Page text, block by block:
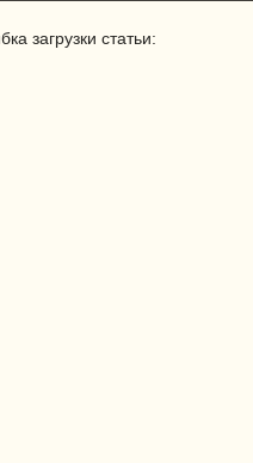
загрузки статьи: